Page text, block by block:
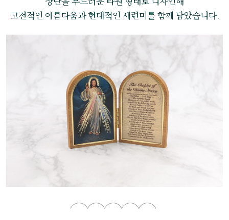
고전적인 아름다움과 현대적인 세련미를 함께 담았습니다.